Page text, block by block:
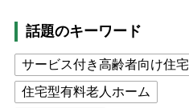
話題のキーワード
サービス付き高齢者向け住宅
住宅型有料老人ホーム